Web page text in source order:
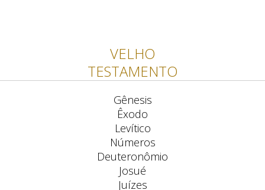
VELHO
TESTAMENTO
Gênesis
Êxodo
Levítico
Números
Deuteronômio
Josué
Juízes